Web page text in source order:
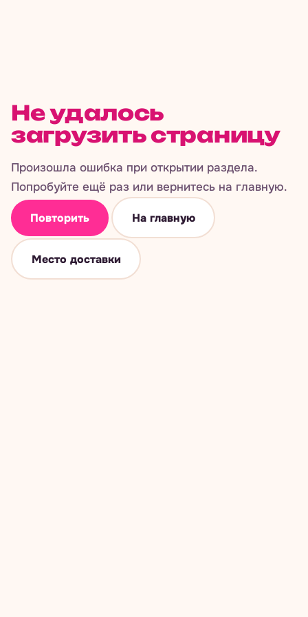
Не удалось
загрузить страницу
Произошла ошибка при открытии раздела.
Попробуйте ещё раз или вернитесь на главную.
Повторить На главную
Место доставки